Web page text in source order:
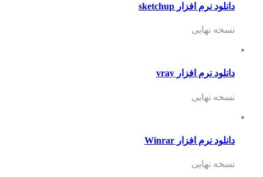
دانلود نرم افزار sketchup
نسخه نهایی
دانلود نرم افزار vray
نسخه نهایی
دانلود نرم افزار Winrar
نسخه نهایی